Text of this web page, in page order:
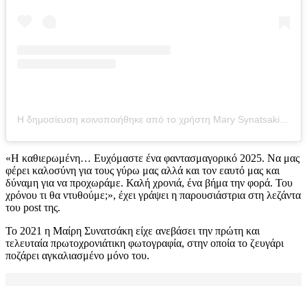
Η δημοσίευση κοινοποιήθηκε από το χρήστη Mary Synatsaki (@mairiboo)
«Η καθιερωμένη… Ευχόμαστε ένα φαντασμαγορικό 2025. Να μας
φέρει καλοσύνη για τους γύρω μας αλλά και τον εαυτό μας και
δύναμη για να προχωράμε. Καλή χρονιά, ένα βήμα την φορά. Του
χρόνου τι θα ντυθούμε;», έχει γράψει η παρουσιάστρια στη λεζάντα
του post της.
Το 2021 η Μαίρη Συνατσάκη είχε ανεβάσει την πρώτη και
τελευταία πρωτοχρονιάτικη φωτογραφία, στην οποία το ζευγάρι
ποζάρει αγκαλιασμένο μόνο του.